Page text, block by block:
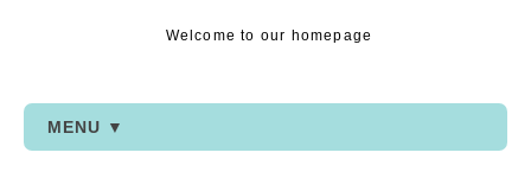
Welcome to our homepage
MENU ▼